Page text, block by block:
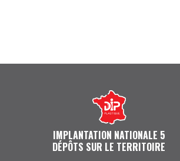
IMPLANTATION NATIONALE 5
DÉPÔTS SUR LE TERRITOIRE